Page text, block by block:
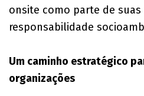
onsite como parte de suas
responsabilidade
Um caminho estratégico
organizações